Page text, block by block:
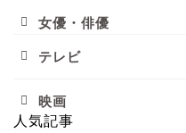
女優・俳優
テレビ
映画
人気記事